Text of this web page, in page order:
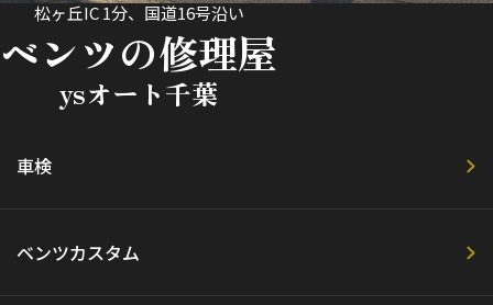
松ヶ丘IC 1分、国道16号沿い
ベンツの修理屋
ysオート千葉
車検
ベンツカスタム